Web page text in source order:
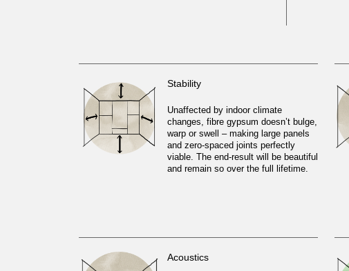
Stability
Unaffected by indoor climate
changes, fibre gypsum doesn’t bulge,
warp or swell – making large panels
and zero-spaced joints perfectly
viable. The end-result will be beautiful
and remain so over the full lifetime.
Acoustics